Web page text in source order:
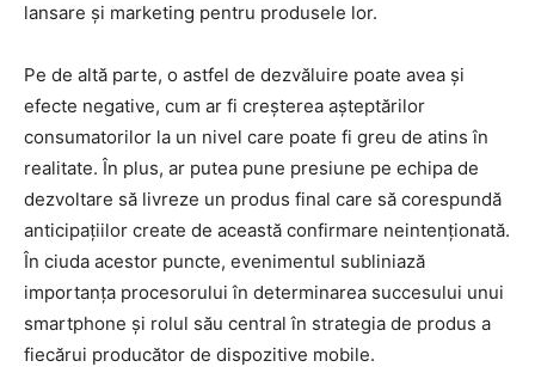
lansare și marketing pentru produsele lor.
Pe de altă parte, o astfel de dezvăluire poate avea și
efecte negative, cum ar fi creșterea așteptărilor
consumatorilor la un nivel care poate fi greu de atins în
realitate. În plus, ar putea pune presiune pe echipa de
dezvoltare să livreze un produs final care să corespundă
anticipațiilor create de această confirmare neintenționată.
În ciuda acestor puncte, evenimentul subliniază
importanța procesorului în determinarea succesului unui
smartphone și rolul său central în strategia de produs a
fiecărui producător de dispozitive mobile.